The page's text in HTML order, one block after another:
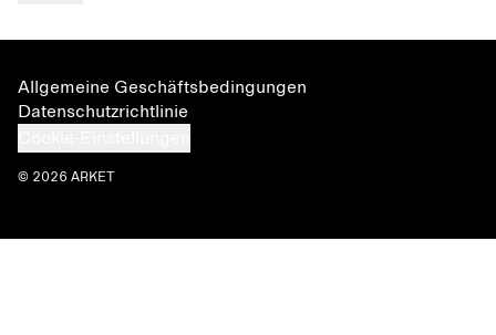
Allgemeine Geschäftsbedingungen
Datenschutzrichtlinie
© 2026 ARKET